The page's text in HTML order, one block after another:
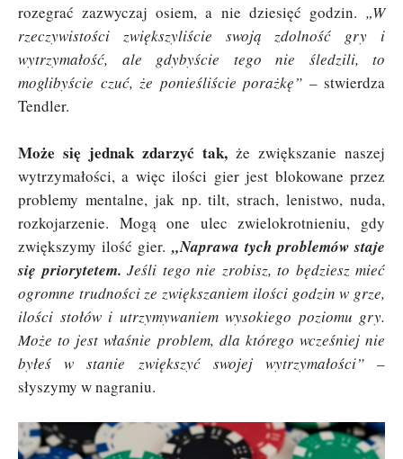
rozegrać zazwyczaj osiem, a nie dziesięć godzin. „W
rzeczywistości zwiększyliście swoją zdolność gry i
wytrzymałość, ale gdybyście tego nie śledzili, to
moglibyście czuć, że ponieśliście porażkę” – stwierdza
Tendler.
Może się jednak zdarzyć tak, że zwiększanie naszej
wytrzymałości, a więc ilości gier jest blokowane przez
problemy mentalne, jak np. tilt, strach, lenistwo, nuda,
rozkojarzenie. Mogą one ulec zwielokrotnieniu, gdy
zwiększymy ilość gier. „Naprawa tych problemów staje
się priorytetem. Jeśli tego nie zrobisz, to będziesz mieć
ogromne trudności ze zwiększaniem ilości godzin w grze,
ilości stołów i utrzymywaniem wysokiego poziomu gry.
Może to jest właśnie problem, dla którego wcześniej nie
byłeś w stanie zwiększyć swojej wytrzymałości”–
słyszymy w nagraniu.